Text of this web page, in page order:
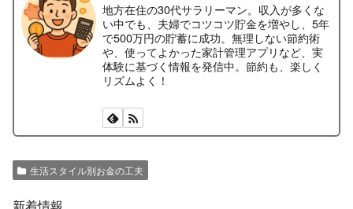
地方在住の30代サラリーマン。収入が多くな
い中でも、夫婦でコツコツ貯金を増やし、5年
で500万円の貯蓄に成功。無理しない節約術
や、使ってよかった家計管理アプリなど、実
体験に基づく情報を発信中。節約も、楽しく
リズムよく！
生活スタイル別お金の工夫